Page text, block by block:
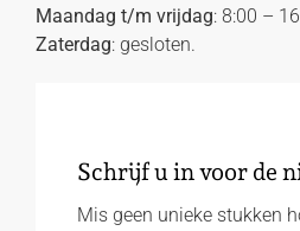
Maandag t/m vrijdag: 8:00 –
Zaterdag: gesloten.
Schrijf u in voor de
Mis geen unieke stukken